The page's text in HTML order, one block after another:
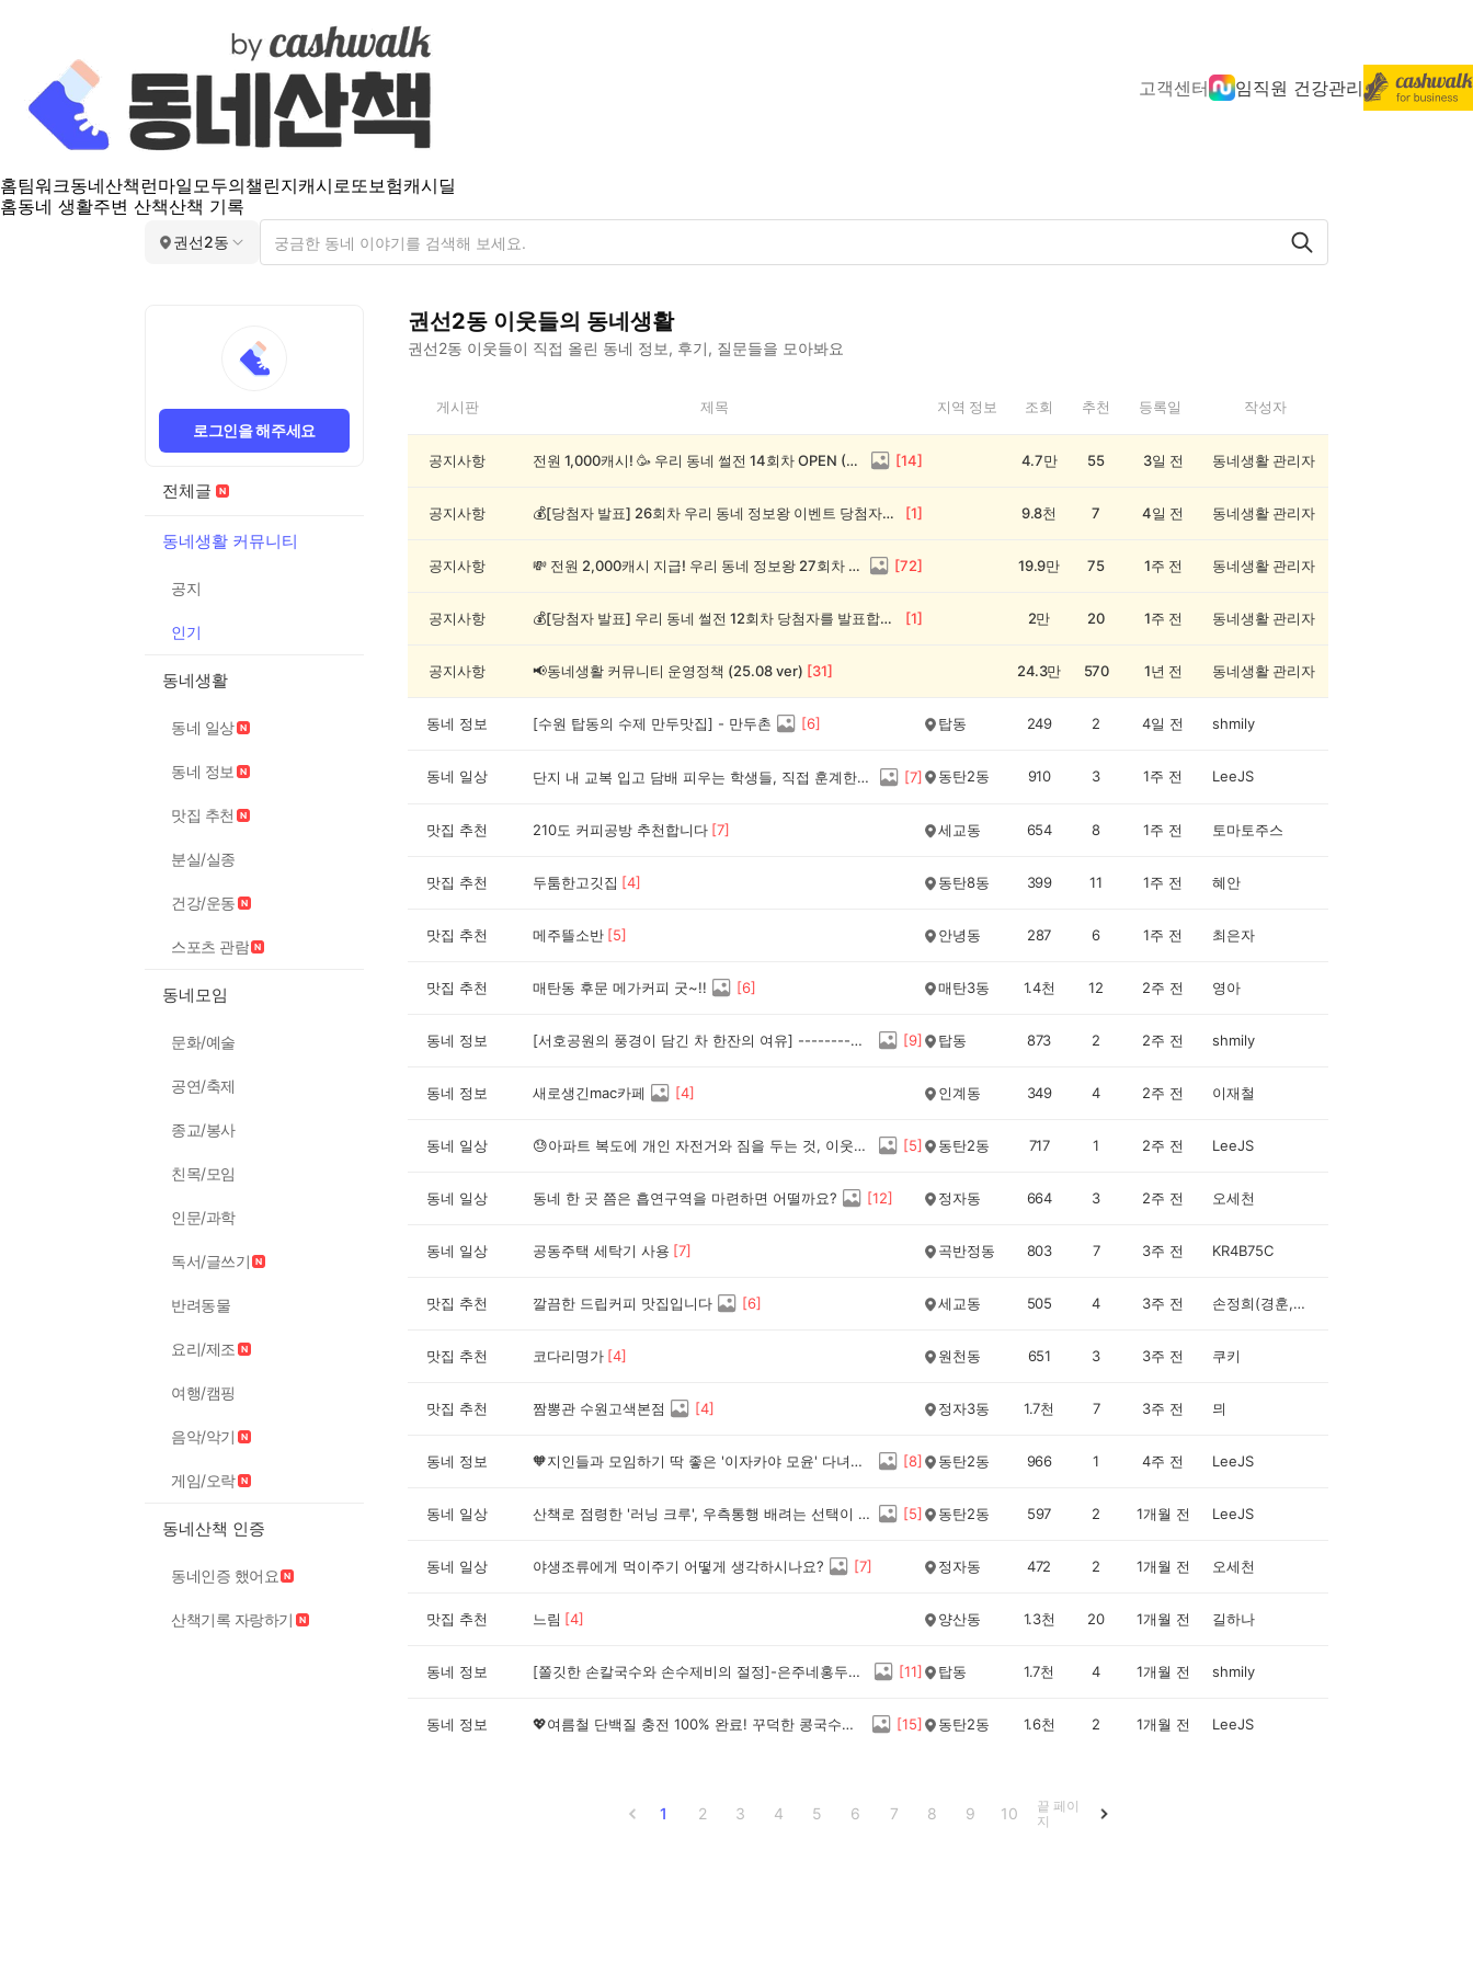
고객센터 임직원 건강관리
홈팀워크동네산책 런마일모두의챌린지캐시로또보험캐시딜
홈동네 생활주변 산책산책 기록
권선2동
로그인을 해주세요
전체글
동네생활 커뮤니티
공지
인기
동네생활
동네 일상
동네 정보
맛집 추천
분실/실종
건강/운동
스포츠 관람
동네모임
문화/예술
공연/축제
종교/봉사
친목/모임
인문/과학
독서/글쓰기
반려동물
요리/제조
여행/캠핑
음악/악기
게임/오락
동네산책 인증
동네인증 했어요
산책기록 자랑하기
권선2동 이웃들의 동네생활
권선2동 이웃들이 직접 올린 동네 정보, 후기, 질문들을 모아봐요
2
게시판 제목 지역 정보 조회 추천 등록일 작성자
공지사항 전원 1,000캐시! 🥳 우리 동네 썰전 14회차 OPEN (~8/17) [14] 4.7만 55 3일 전 동네생활 관리자
공지사항 💰[당첨자 발표] 26회차 우리 동네 정보왕 이벤트 당첨자를 발표합니다! [1] 9.8천 7 4일 전 동네생활 관리자
공지사항 💸 전원 2,000캐시 지급! 우리 동네 정보왕 27회차 (~8/10) [72] 19.9만 75 1주 전 동네생활 관리자
공지사항 💰[당첨자 발표] 우리 동네 썰전 12회차 당첨자를 발표합니다! [1] 2만 20 1주 전 동네생활 관리자
공지사항 📢동네생활 커뮤니티 운영정책 (25.08 ver) [31] 24.3만 570 1년 전 동네생활 관리자
동네 정보 [수원 탑동의 수제 만두맛집] - 만두촌 [6] 탑동 249 2 4일 전 shmily
동네 일상 단지 내 교복 입고 담배 피우는 학생들, 직접 훈계한다 vs 조용히 신고만 한다 [7] 동탄2동 910 3 1주 전 LeeJS
맛집 추천 210도 커피공방 추천합니다 [7] 세교동 654 8 1주 전 토마토주스
맛집 추천 두툼한고깃집 [4] 동탄8동 399 11 1주 전 혜안
맛집 추천 메주뜰소반 [5] 안녕동 287 6 1주 전 최은자
맛집 추천 매탄동 후문 메가커피 굿~!! [6] 매탄3동 1.4천 12 2주 전 영아
동네 정보 [서호공원의 풍경이 담긴 차 한잔의 여유] --------♡♡♡ 카페라르고♡♡♡ [9] 탑동 873 2 2주 전 shmily
동네 정보 새로생긴mac카페 [4] 인계동 349 4 2주 전 이재철
동네 일상 😓아파트 복도에 개인 자전거와 짐을 두는 것, 이웃을 향한 민폐일까요? [5] 동탄2동 717 1 2주 전 LeeJS
동네 일상 동네 한 곳 쯤은 흡연구역을 마련하면 어떨까요? [12] 정자동 664 3 2주 전 오세천
동네 일상 공동주택 세탁기 사용 [7] 곡반정동 803 7 3주 전 KR4B75C
맛집 추천 깔끔한 드립커피 맛집입니다 [6] 세교동 505 4 3주 전 손정희(경훈,채현 맘)
맛집 추천 코다리명가 [4] 원천동 651 3 3주 전 쿠키
맛집 추천 짬뽕관 수원고색본점 [4] 정자3동 1.7천 7 3주 전 믜
동네 정보 🧡지인들과 모임하기 딱 좋은 '이자카야 모윤' 다녀왔어요 [8] 동탄2동 966 1 4주 전 LeeJS
동네 일상 산책로 점령한 '러닝 크루', 우측통행 배려는 선택이 아닌 필수 아닐까요? [5] 동탄2동 597 2 1개월 전 LeeJS
동네 일상 야생조류에게 먹이주기 어떻게 생각하시나요? [7] 정자동 472 2 1개월 전 오세천
맛집 추천 느림 [4] 양산동 1.3천 20 1개월 전 길하나
동네 정보 [쫄깃한 손칼국수와 손수제비의 절정]-은주네홍두깨칼국수 [11] 탑동 1.7천 4 1개월 전 shmily
동네 정보 💖여름철 단백질 충전 100% 완료! 꾸덕한 콩국수와 속 꽉 찬 왕만두의 완벽 조합 '아빠손칼국수' [15] 동탄2동 1.6천 2 1개월 전 LeeJS
1 2 3 4 5 6 7 8 9 10
끝 페이
지